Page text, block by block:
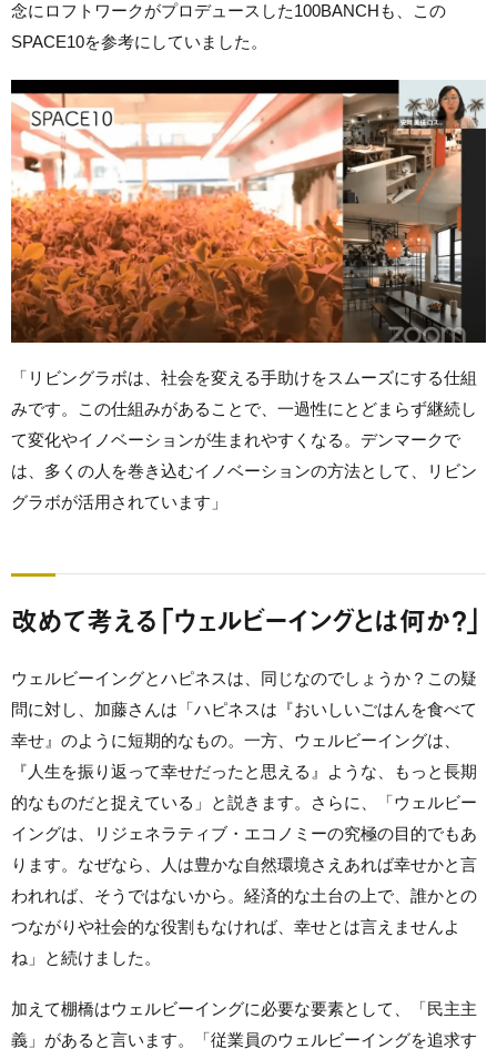
念にロフトワークがプロデュースした100BANCHも、この
SPACE10を参考にしていました。
「リビングラボは、社会を変える手助けをスムーズにする仕組
みです。この仕組みがあることで、一過性にとどまらず継続し
て変化やイノベーションが生まれやすくなる。デンマークで
は、多くの人を巻き込むイノベーションの方法として、リビン
グラボが活用されています」
改めて考える「ウェルビーイングとは何か？」
ウェルビーイングとハピネスは、同じなのでしょうか？この疑
問に対し、加藤さんは「ハピネスは『おいしいごはんを食べて
幸せ』のように短期的なもの。一方、ウェルビーイングは、
『人生を振り返って幸せだったと思える』ような、もっと長期
的なものだと捉えている」と説きます。さらに、「ウェルビー
イングは、リジェネラティブ・エコノミーの究極の目的でもあ
ります。なぜなら、人は豊かな自然環境さえあれば幸せかと言
われれば、そうではないから。経済的な土台の上で、誰かとの
つながりや社会的な役割もなければ、幸せとは言えませんよ
ね」と続けました。
加えて棚橋はウェルビーイングに必要な要素として、「民主主
義」があると言います。「従業員のウェルビーイングを追求す